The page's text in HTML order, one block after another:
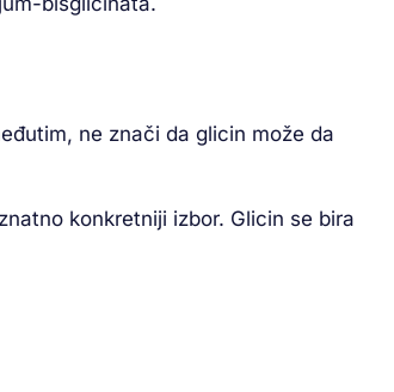
ne znači da glicin može da
konkretniji izbor. Glicin se bira